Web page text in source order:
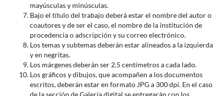
mayúsculas y minúsculas.
Bajo el título del trabajo deberá estar el nombre del autor o
coautores y de ser el caso, el nombre de la institución de
procedencia o adscripción y su correo electrónico.
Los temas y subtemas deberán estar alineados a la izquierda
y en negritas.
Los márgenes deberán ser 2.5 centímetros a cada lado.
Los gráficos y dibujos, que acompañen a los documentos
escritos, deberán estar en formato JPG a 300 dpi. En el caso